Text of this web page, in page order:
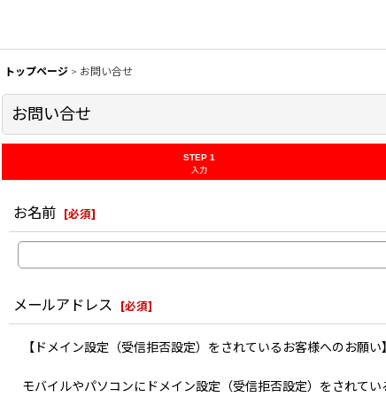
トップページ > お問い合せ
お問い合せ
STEP 1
入力
お名前 [必須]
メールアドレス [必須]
【ドメイン設定（受信拒否設定）をされているお客様へのお願い】
モバイルやパソコンにドメイン設定（受信拒否設定）をされてい